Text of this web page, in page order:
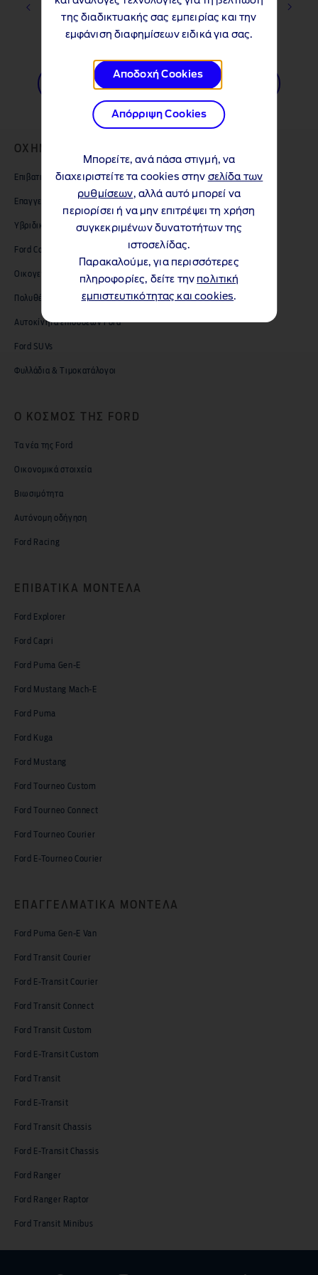
Εξερευνήστε το Tourneo Courier
της διαδικτυακής σας εμπειρίας και την
εμφάνιση διαφημίσεων ειδικά για σας.
Αποδοχή Cookies
Απόρριψη Cookies
Μπορείτε, ανά πάσα στιγμή, να
διαχειριστείτε τα cookies στην σελίδα των
ρυθμίσεων, αλλά αυτό μπορεί να
περιορίσει ή να μην επιτρέψει τη χρήση
συγκεκριμένων δυνατοτήτων της
ιστοσελίδας.
Παρακαλούμε, για περισσότερες
πληροφορίες, δείτε την πολιτική
εμπιστευτικότητας και cookies.
ΟΧΗΜΑΤΑ
Επιβατικά Μοντέλα
Επαγγελματικά Μοντέλα
Υβριδικά και Ηλεκτρικά
Ford Compact SUVs
Οικογενειακά αυτοκίνητα Ford
Πολυθέσια επιβατικά οχήματα Ford
Αυτοκίνητα επιδόσεων Ford
Ford SUVs
Φυλλάδια & Τιμοκατάλογοι
Ο ΚΟΣΜΟΣ ΤΗΣ FORD
Τα νέα της Ford
Οικονομικά στοιχεία
Βιωσιμότητα
Αυτόνομη οδήγηση
Ford Racing
ΕΠΙΒΑΤΙΚΑ MΟΝΤΕΛΑ
Ford Explorer
Ford Capri
Ford Puma Gen-E
Ford Mustang Mach-E
Ford Puma
Ford Kuga
Ford Mustang
Ford Tourneo Custom
Ford Tourneo Connect
Ford Tourneo Courier
Ford E-Tourneo Courier
ΕΠΑΓΓΕΛΜΑΤΙΚΑ ΜΟΝΤΕΛΑ
Ford Puma Gen-E Van
Ford Transit Courier
Ford E-Transit Courier
Ford Transit Connect
Ford Transit Custom
Ford E-Transit Custom
Ford Transit
Ford E-Transit
Ford Transit Chassis
Ford E-Transit Chassis
Ford Ranger
Ford Ranger Raptor
Ford Transit Minibus